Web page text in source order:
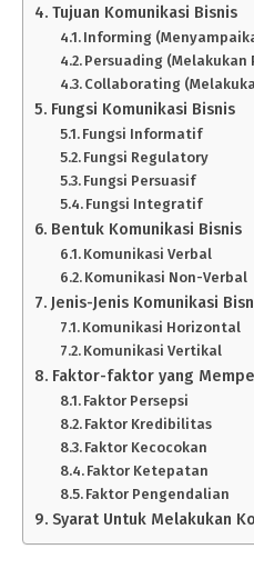
Tujuan Komunikasi Bisnis
Informing
Persuading (Melakukan
Collaborating
Fungsi Komunikasi Bisnis
Fungsi Informatif
Fungsi Regulatory
Fungsi Persuasif
Fungsi Integratif
Bentuk Komunikasi Bisnis
Komunikasi Verbal
Komunikasi Non-Verbal
Jenis-Jenis Komunikasi
Komunikasi Horizontal
Komunikasi Vertikal
Faktor-faktor yang
Faktor Persepsi
Faktor Kredibilitas
Faktor Kecocokan
Faktor Ketepatan
Faktor Pengendalian
Syarat Untuk Melakukan